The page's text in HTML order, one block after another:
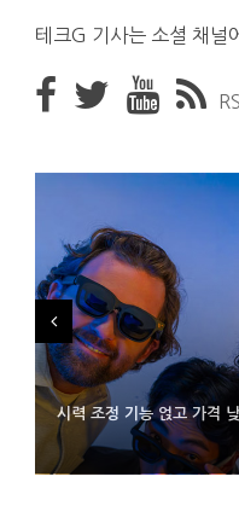
테크G 기사는 소셜 채널
시력 조정 기능 얹고 가격
D램 부족에 10억달러어
300~400달러 반